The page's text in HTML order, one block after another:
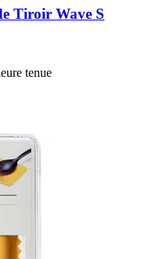
Tiroir Wave S
tenue